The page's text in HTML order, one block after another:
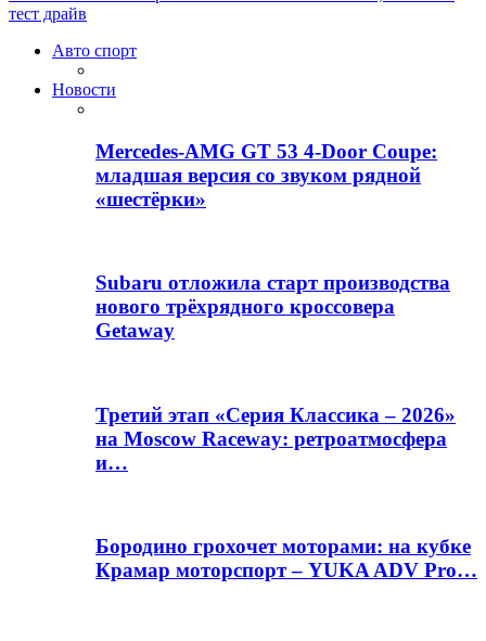
тест драйв
Авто спорт
Новости
Mercedes-AMG GT 53 4-Door Coupe:
младшая версия со звуком рядной
«шестёрки»
Subaru отложила старт производства
нового трёхрядного кроссовера
Getaway
Третий этап «Серия Классика – 2026»
на Moscow Raceway: ретроатмосфера
и…
Бородино грохочет моторами: на кубке
Крамар моторспорт – YUKA ADV Pro…